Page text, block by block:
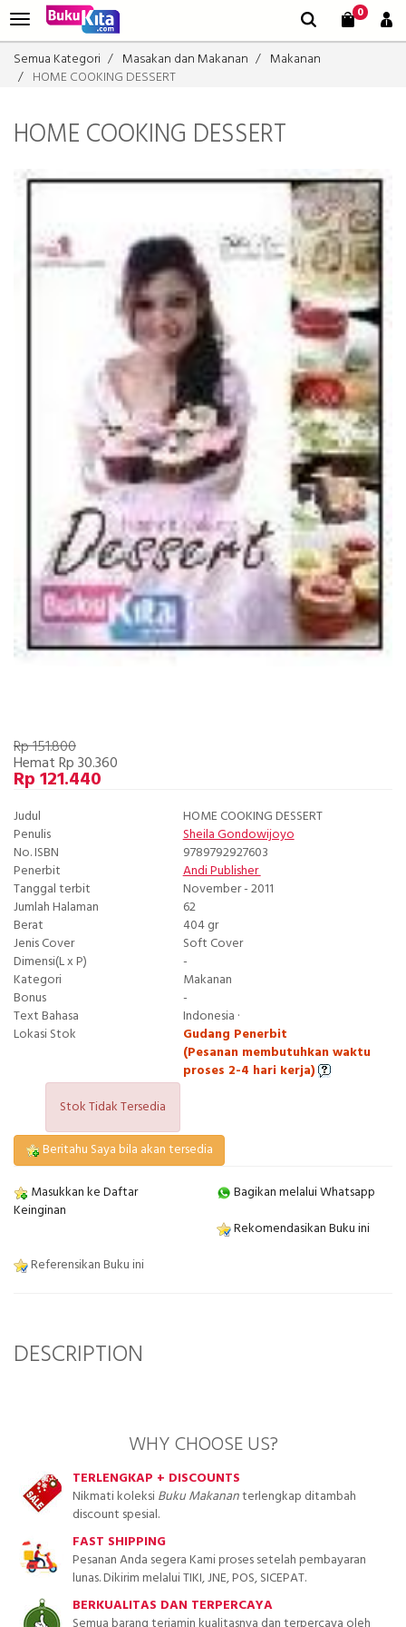
0
Semua Kategori Masakan dan Makanan
Makanan
HOME COOKING DESSERT
HOME COOKING DESSERT
Rp 151.800
Hemat Rp 30.360
Rp 121.440
Judul
HOME COOKING DESSERT
Penulis
Sheila Gondowijoyo
No. ISBN
9789792927603
Penerbit
Andi Publisher
Tanggal terbit
November - 2011
Jumlah Halaman
62
Berat
404 gr
Jenis Cover
Soft Cover
Dimensi(L x P)
-
Kategori
Makanan
Bonus
-
Text Bahasa
Indonesia ·
Lokasi Stok
Gudang Penerbit
(Pesanan membutuhkan waktu
proses 2-4 hari kerja)
Stok Tidak Tersedia
Beritahu Saya bila akan tersedia
Masukkan ke Daftar
Keinginan
Bagikan melalui Whatsapp
Rekomendasikan Buku ini
Referensikan Buku ini
DESCRIPTION
WHY CHOOSE US?
TERLENGKAP + DISCOUNTS
Nikmati koleksiBuku Makananterlengkap ditambah
discount spesial.
FAST SHIPPING
Pesanan Anda segera Kami proses setelah pembayaran
lunas. Dikirim melalui TIKI, JNE, POS, SICEPAT.
BERKUALITAS DAN TERPERCAYA